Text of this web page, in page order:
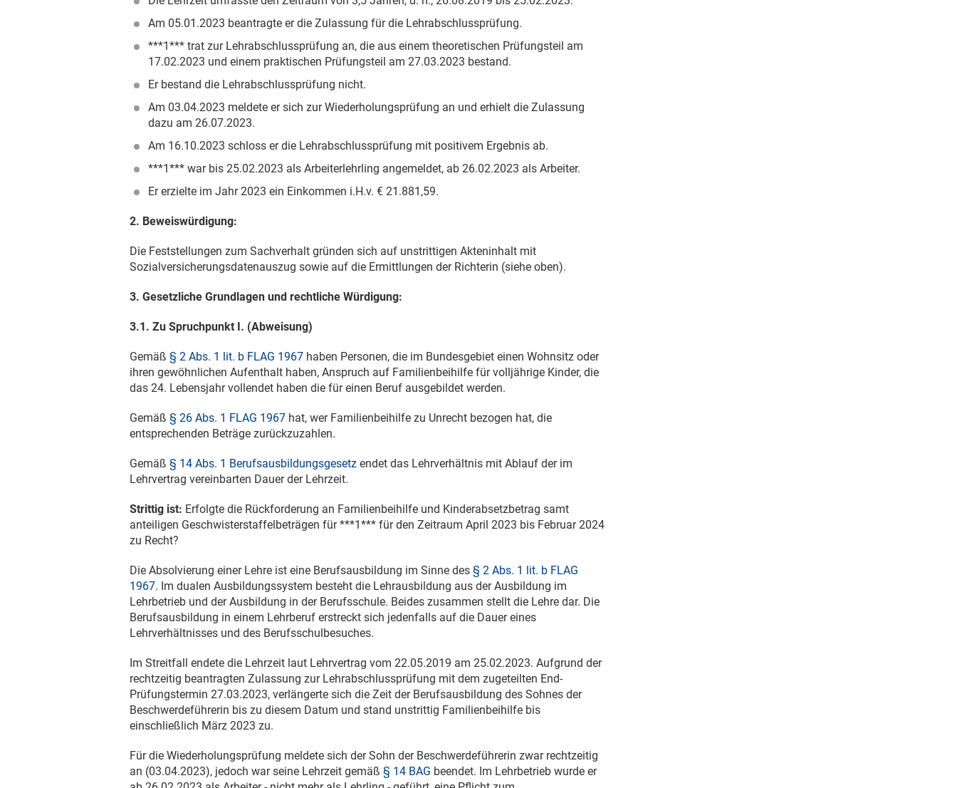
Am 05.01.2023 beantragte er die Zulassung für die Lehrabschlussprüfung.
***1*** trat zur Lehrabschlussprüfung an, die aus einem theoretischen Prüfungsteil am
17.02.2023 und einem praktischen Prüfungsteil am27.03.2023 bestand.
Er bestand die Lehrabschlussprüfung nicht.
Am 03.04.2023 meldete er sich zur Wiederholungsprüfung an und erhielt die Zulassung
dazu am26.07.2023.
Am 16.10.2023 schloss er die Lehrabschlussprüfung mit positivem Ergebnis ab.
***1*** war bis25.02.2023 als Arbeiterlehrling angemeldet, ab26.02.2023 als Arbeiter.
Er erzielte im Jahr 2023 ein Einkommen i.H.v. € 21.881,59.
2. Beweiswürdigung:
Die Feststellungen zum Sachverhalt gründen sich auf unstrittigen Akteninhalt mit
Sozialversicherungsdatenauszug sowie auf die Ermittlungen der Richterin (siehe oben).
3. Gesetzliche Grundlagen und rechtliche Würdigung:
3.1. Zu Spruchpunkt I. (Abweisung)
Gemäß§ 2 Abs. 1 lit. b FLAG 1967 haben Personen, die im Bundesgebiet einen Wohnsitz oder
ihren gewöhnlichen Aufenthalt haben, Anspruch auf Familienbeihilfe für volljährige Kinder, die
das 24. Lebensjahr vollendet haben die für einen Beruf ausgebildet werden.
Gemäß§ 26 Abs. 1 FLAG 1967 hat, wer Familienbeihilfe zu Unrecht bezogen hat, die
entsprechenden Beträge zurückzuzahlen.
Gemäß§ 14 Abs. 1 Berufsausbildungsgesetz endet das Lehrverhältnis mit Ablauf der im
Lehrvertrag vereinbarten Dauer der Lehrzeit.
Strittig ist: Erfolgte die Rückforderung an Familienbeihilfe und Kinderabsetzbetrag samt
anteiligen Geschwisterstaffelbeträgen für ***1*** für den Zeitraum April 2023 bis Februar 2024
zu Recht?
Die Absolvierung einer Lehre ist eine Berufsausbildung im Sinne des§ 2 Abs. 1 lit. b FLAG
1967. Im dualen Ausbildungssystem besteht die Lehrausbildung aus der Ausbildung im
Lehrbetrieb und der Ausbildung in der Berufsschule. Beides zusammen stellt die Lehre dar. Die
Berufsausbildung in einem Lehrberuf erstreckt sich jedenfalls auf die Dauer eines
Lehrverhältnisses und des Berufsschulbesuches.
Im Streitfall endete die Lehrzeit laut Lehrvertrag vom22.05.2019 am25.02.2023. Aufgrund der
rechtzeitig beantragten Zulassung zur Lehrabschlussprüfung mit dem zugeteilten End-
Prüfungstermin27.03.2023, verlängerte sich die Zeit der Berufsausbildung des Sohnes der
Beschwerdeführerin bis zu diesem Datum und stand unstrittig Familienbeihilfe bis
einschließlich März 2023 zu.
Für die Wiederholungsprüfung meldete sich der Sohn der Beschwerdeführerin zwar rechtzeitig
an (03.04.2023), jedoch war seine Lehrzeit gemäß§ 14 BAG beendet. Im Lehrbetrieb wurde er